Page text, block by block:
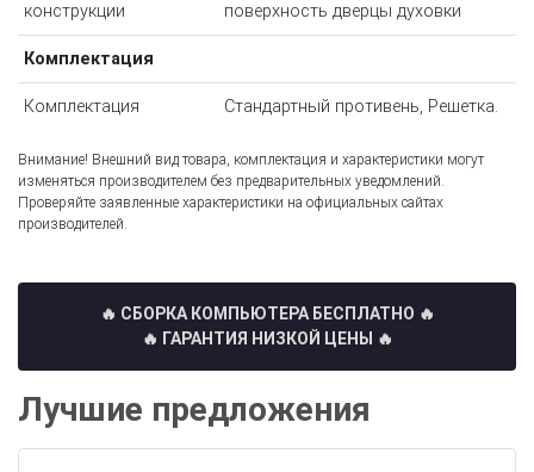
конструкции
поверхность дверцы духовки
Комплектация
Комплектация Стандартный противень, Решетка.
Внимание! Внешний вид товара, комплектация и характеристики могут
изменяться производителем без предварительных уведомлений.
Проверяйте заявленные характеристики на официальных сайтах
производителей.
🔥 СБОРКА КОМПЬЮТЕРА БЕСПЛАТНО 🔥
🔥 ГАРАНТИЯ НИЗКОЙ ЦЕНЫ 🔥
Лучшие предложения